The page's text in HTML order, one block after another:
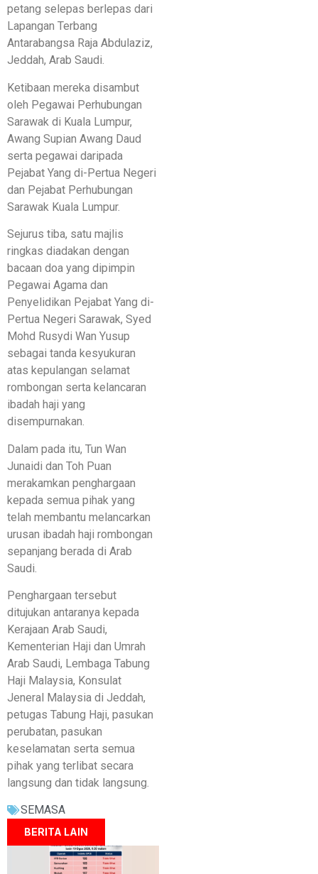
petang selepas berlepas dari
Lapangan Terbang
Antarabangsa Raja Abdulaziz,
Jeddah, Arab Saudi.
Ketibaan mereka disambut
oleh Pegawai Perhubungan
Sarawak di Kuala Lumpur,
Awang Supian Awang Daud
serta pegawai daripada
Pejabat Yang di-Pertua Negeri
dan Pejabat Perhubungan
Sarawak Kuala Lumpur.
Sejurus tiba, satu majlis
ringkas diadakan dengan
bacaan doa yang dipimpin
Pegawai Agama dan
Penyelidikan Pejabat Yang di-
Pertua Negeri Sarawak, Syed
Mohd Rusydi Wan Yusup
sebagai tanda kesyukuran
atas kepulangan selamat
rombongan serta kelancaran
ibadah haji yang
disempurnakan.
Dalam pada itu, Tun Wan
Junaidi dan Toh Puan
merakamkan penghargaan
kepada semua pihak yang
telah membantu melancarkan
urusan ibadah haji rombongan
sepanjang berada di Arab
Saudi.
Penghargaan tersebut
ditujukan antaranya kepada
Kerajaan Arab Saudi,
Kementerian Haji dan Umrah
Arab Saudi, Lembaga Tabung
Haji Malaysia, Konsulat
Jeneral Malaysia di Jeddah,
petugas Tabung Haji, pasukan
perubatan, pasukan
keselamatan serta semua
pihak yang terlibat secara
langsung dan tidak langsung.
SEMASA
BERITA LAIN